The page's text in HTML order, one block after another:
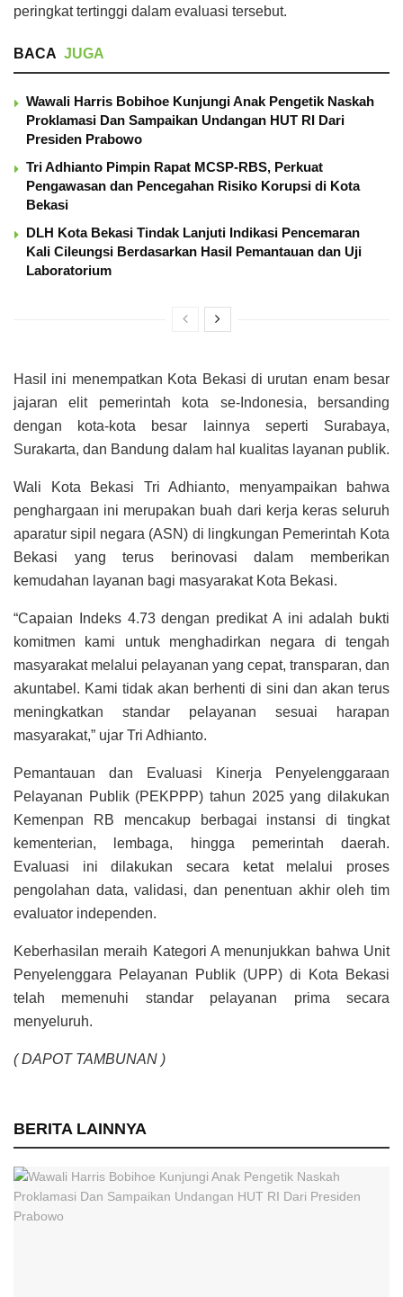
peringkat tertinggi dalam evaluasi tersebut.
BACA JUGA
Wawali Harris Bobihoe Kunjungi Anak Pengetik Naskah
Proklamasi Dan Sampaikan Undangan HUT RI Dari
Presiden Prabowo
Tri Adhianto Pimpin Rapat MCSP-RBS, Perkuat
Pengawasan dan Pencegahan Risiko Korupsi di Kota
Bekasi
DLH Kota Bekasi Tindak Lanjuti Indikasi Pencemaran
Kali Cileungsi Berdasarkan Hasil Pemantauan dan Uji
Laboratorium
Hasil ini menempatkan Kota Bekasi di urutan enam besar
jajaran elit pemerintah kota se-Indonesia, bersanding
dengan kota-kota besar lainnya seperti Surabaya,
Surakarta, dan Bandung dalam hal kualitas layanan publik.
Wali Kota Bekasi Tri Adhianto, menyampaikan bahwa
penghargaan ini merupakan buah dari kerja keras seluruh
aparatur sipil negara (ASN) di lingkungan Pemerintah Kota
Bekasi yang terus berinovasi dalam memberikan
kemudahan layanan bagi masyarakat Kota Bekasi.
“Capaian Indeks 4.73 dengan predikat A ini adalah bukti
komitmen kami untuk menghadirkan negara di tengah
masyarakat melalui pelayanan yang cepat, transparan, dan
akuntabel. Kami tidak akan berhenti di sini dan akan terus
meningkatkan standar pelayanan sesuai harapan
masyarakat,” ujar Tri Adhianto.
Pemantauan dan Evaluasi Kinerja Penyelenggaraan
Pelayanan Publik (PEKPPP) tahun 2025 yang dilakukan
Kemenpan RB mencakup berbagai instansi di tingkat
kementerian, lembaga, hingga pemerintah daerah.
Evaluasi ini dilakukan secara ketat melalui proses
pengolahan data, validasi, dan penentuan akhir oleh tim
evaluator independen.
Keberhasilan meraih Kategori A menunjukkan bahwa Unit
Penyelenggara Pelayanan Publik (UPP) di Kota Bekasi
telah memenuhi standar pelayanan prima secara
menyeluruh.
( DAPOT TAMBUNAN )
BERITA LAINNYA